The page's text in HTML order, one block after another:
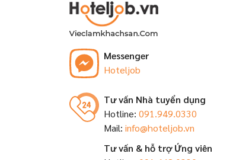
Messenger
Hoteljob
Tư vấn Nhà tuyển dụng
Hotline: 091.949.0330
Mail: info@hoteljob.vn
Tư vấn & hỗ trợ Ứng viên